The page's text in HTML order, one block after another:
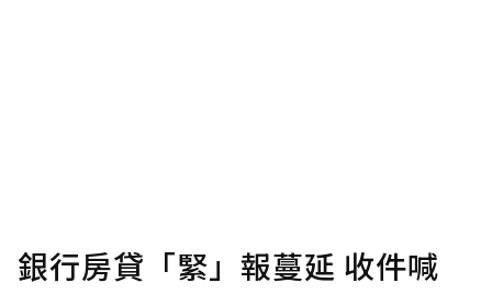
銀行房貸「緊」報蔓延 收件喊